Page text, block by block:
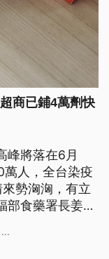
商已鋪4萬劑快
峰將落在6月
人，全台染疫
勢洶洶，有立
部食藥署長姜至
內就能補足缺
...